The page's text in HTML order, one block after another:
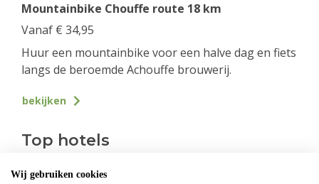
Mountainbike Chouffe route 18 km
Vanaf € 34,95
Huur een mountainbike voor een halve dag en fiets
langs de beroemde Achouffe brouwerij.
bekijken
Top hotels
Wij gebruiken cookies